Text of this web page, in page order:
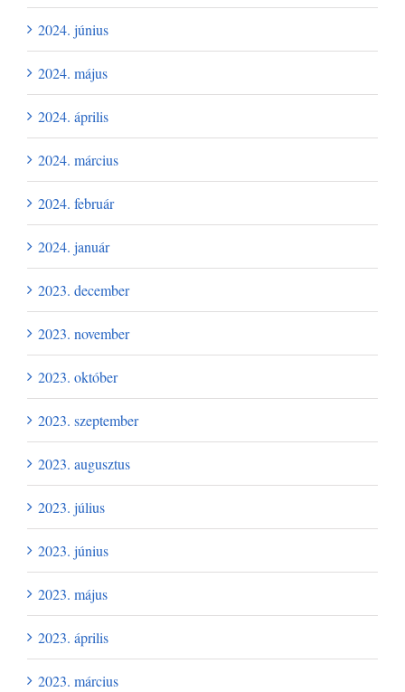
2024. június
2024. május
2024. április
2024. március
2024. február
2024. január
2023. december
2023. november
2023. október
2023. szeptember
2023. augusztus
2023. július
2023. június
2023. május
2023. április
2023. március